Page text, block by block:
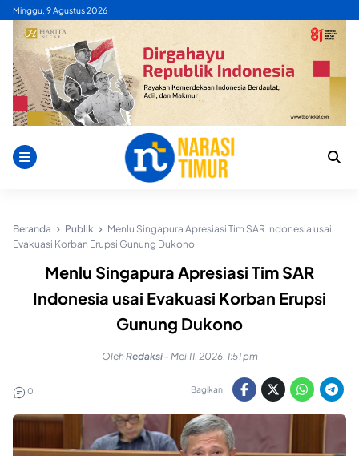
Skip
content
Minggu, 9 Agustus 2026
Beranda Publik
Menlu Singapura Apresiasi Tim SAR Indonesia usai
Evakuasi Korban Erupsi Gunung Dukono
Menlu Singapura Apresiasi Tim SAR
Indonesia usai Evakuasi Korban Erupsi
Gunung Dukono
OlehRedaksi - Mei 11, 2026, 1:51 pm
0 Bagikan: